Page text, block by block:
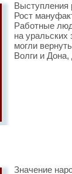
Выступления
Рост
Работные
на
могли
Волги и
Значение